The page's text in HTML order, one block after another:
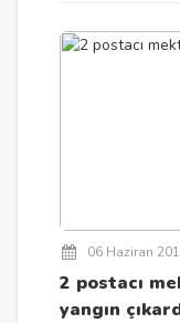
06 Haziran
2 postacı
yangın